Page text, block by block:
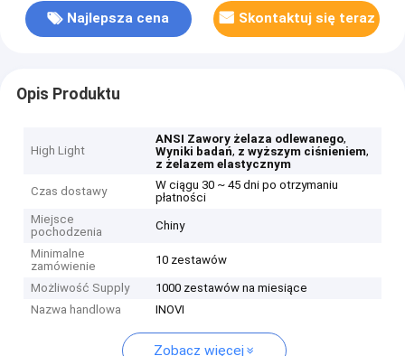
Najlepsza cena Skontaktuj się teraz
Opis Produktu
High Light
ANSI Zawory żelaza odlewanego,
Wyniki badań, z wyższym ciśnieniem,
z żelazem elastycznym
Czas dostawy
W ciągu 30 ~ 45 dni po otrzymaniu
płatności
Miejsce
pochodzenia
Chiny
Minimalne
zamówienie
10 zestawów
Możliwość Supply
1000 zestawów na miesiące
Nazwa handlowa
INOVI
Zobacz więcej